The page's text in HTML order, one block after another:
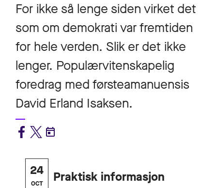
For ikke så lenge siden virket det
som om demokrati var fremtiden
for hele verden. Slik er det ikke
lenger. Populærvitenskapelig
foredrag med førsteamanuensis
David Erland Isaksen.
24
OCT Praktisk informasjon